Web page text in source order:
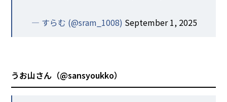
— すらむ (@sram_1008) September 1, 2025
うお山さん（@sansyoukko）